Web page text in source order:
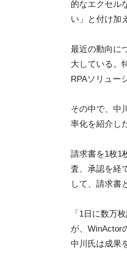
的なエクセル
い」と付け加
最近の動向に
大している。
RPAソリュー
その中で、中
率化を紹介し
請求書を1枚1
査、承認を経
して、請求書
「1日に数万
が、WinActor
中川氏は成果